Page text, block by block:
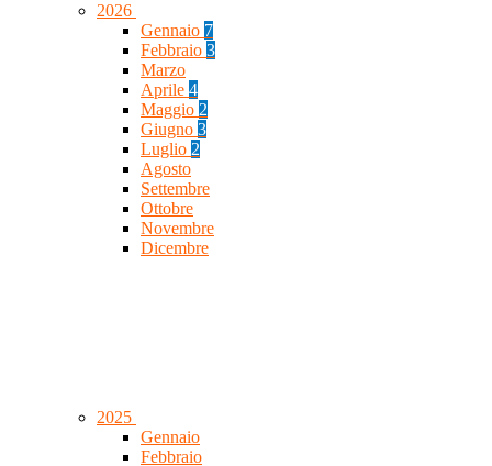
2026
Gennaio 7
Febbraio 3
Marzo
Aprile 4
Maggio 2
Giugno 3
Luglio 2
Agosto
Settembre
Ottobre
Novembre
Dicembre
2025
Gennaio
Febbraio